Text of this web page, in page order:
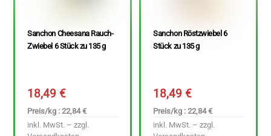
Sanchon Cheesana Rauch-
Zwiebel 6 Stück zu 135 g
18,49€
Preis/kg : 22,84 €
inkl. MwSt. – zzgl.
Sanchon Röstzwiebel 6
Stück zu 135 g
18,49€
Preis/kg : 22,84 €
inkl. MwSt. – zzgl.